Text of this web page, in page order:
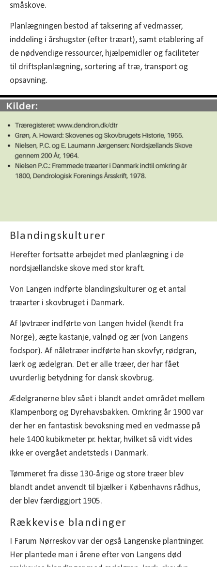
småskove.
Planlægningen bestod af taksering af vedmasser,
inddeling i årshugster (efter træart), samt etablering af
de nødvendige ressourcer, hjælpemidler og faciliteter
til driftsplanlægning, sortering af træ, transport og
opsavning.
Blandingskulturer
Herefter fortsatte arbejdet med planlægning i de
nordsjællandske skove med stor kraft.
Von Langen indførte blandingskulturer og et antal
træarter i skovbruget i Danmark.
Af løvtræer indførte von Langen hvidel (kendt fra
Norge), ægte kastanje, valnød og ær (von Langens
fodspor). Af nåletræer indførte han skovfyr, rødgran,
lærk og ædelgran. Det er alle træer, der har fået
uvurderlig betydning for dansk skovbrug.
Ædelgranerne blev sået i blandt andet området mellem
Klampenborg og Dyrehavsbakken. Omkring år 1900 var
der her en fantastisk bevoksning med en vedmasse på
hele 1400 kubikmeter pr. hektar, hvilket så vidt vides
ikke er overgået andetsteds i Danmark.
Tømmeret fra disse 130-årige og store træer blev
blandt andet anvendt til bjælker i Københavns rådhus,
der blev færdiggjort 1905.
Rækkevise blandinger
I Farum Nørreskov var der også Langenske plantninger.
Her plantede man i årene efter von Langens død